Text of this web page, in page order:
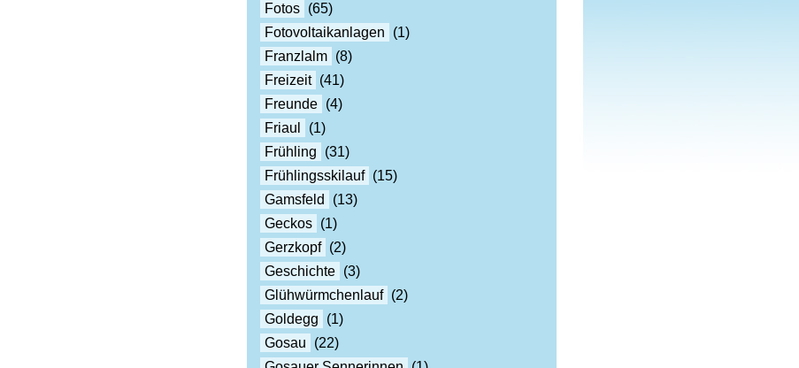
Fotos (65)
Fotovoltaikanlagen
(1)
Franzlalm (8)
Freizeit (41)
Freunde (4)
Friaul
(1)
Frühling
(31)
Frühlingsskilauf (15)
Gamsfeld
(13)
Geckos (1)
Gerzkopf (2)
Geschichte (3)
Glühwürmchenlauf (2)
Goldegg
(1)
Gosau
(22)